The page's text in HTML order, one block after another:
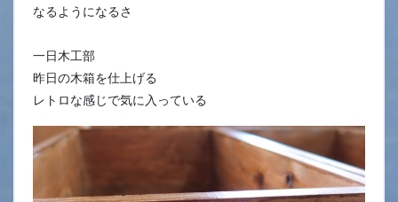
なるようになるさ
一日木工部
昨日の木箱を仕上げる
レトロな感じで気に入っている